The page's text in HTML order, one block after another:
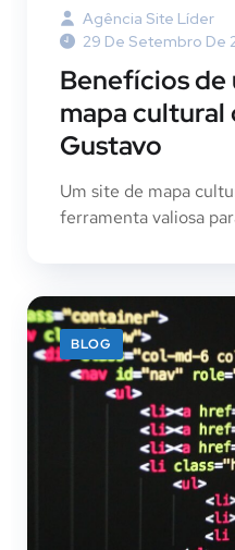
Agência Site Líder
29 De Setembro De
Benefícios de
mapa cultural
Gustavo
Um site de mapa
ferramenta valiosa
BLOG